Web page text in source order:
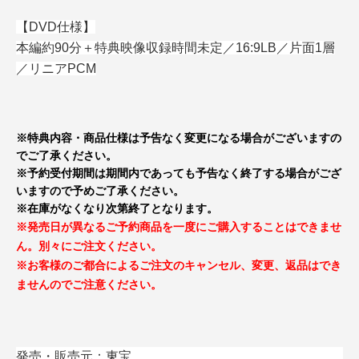
【DVD仕様】
本編約90分＋特典映像収録時間未定／16:9LB／片面1層
／リニアPCM
※特典内容・商品仕様は予告なく変更になる場合がございますの
でご了承ください。
※予約受付期間は期間内であっても予告なく終了する場合がござ
いますので予めご了承ください。
※在庫がなくなり次第終了となります。
※発売日が異なるご予約商品を一度にご購入することはできませ
ん。別々にご注文ください。
※お客様のご都合によるご注文のキャンセル、変更、返品はでき
ませんのでご注意ください。